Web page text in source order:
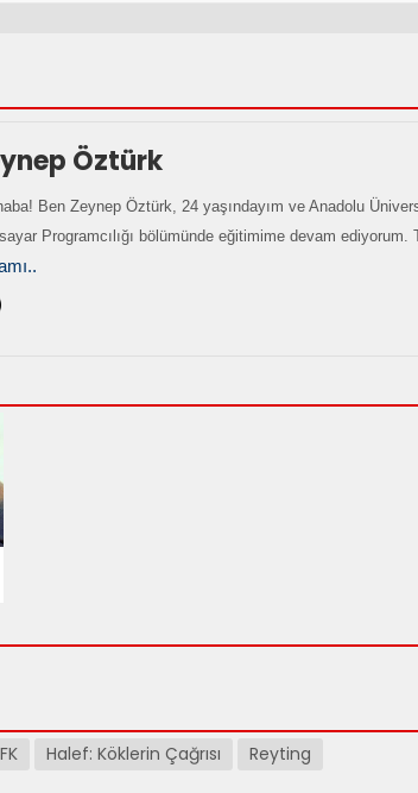
Öztürk
Ben Zeynep Öztürk, 24 yaşındayım ve Anadolu
Programcılığı bölümünde eğitimime devam ediyorum.
Halef: Köklerin Çağrısı Reyting